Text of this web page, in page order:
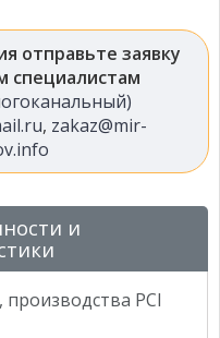
отправьте заявку
специалистам
, zakaz@mir-
и
PCI